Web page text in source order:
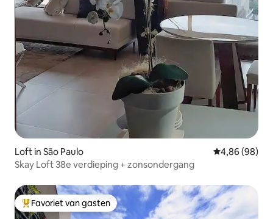
Loft in São Paulo Gemiddelde
4,86 (98)
Skay Loft 38e verdieping + zonsondergang
Topfavoriet van gasten
Favoriet van gasten